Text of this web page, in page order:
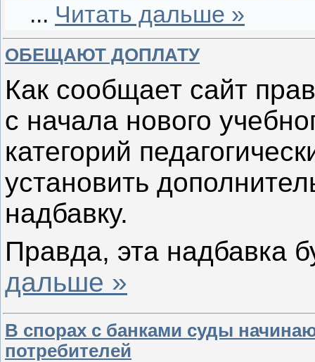
... Читать дальше »
ОБЕЩАЮТ ДОПЛАТУ
Как сообщает сайт
с начала нового
категорий
установить
надбавку.
Правда, эта надбавка
дальше »
В спорах с банками суды
потребителей